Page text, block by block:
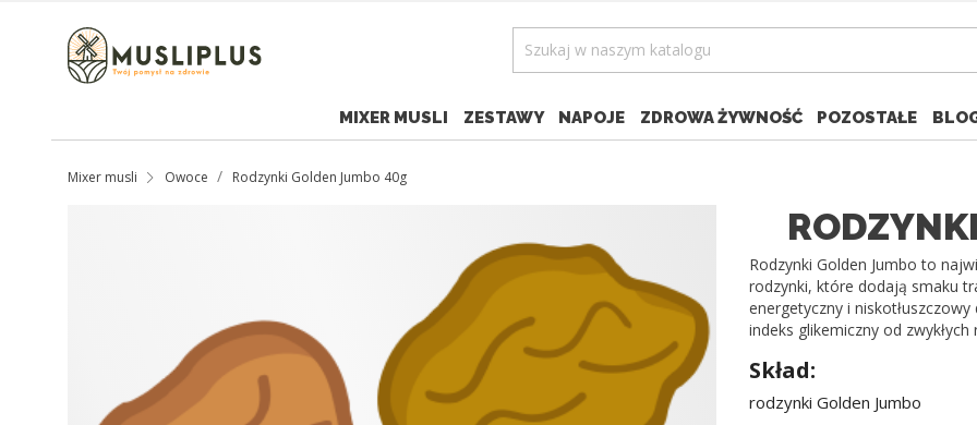
MIXER MUSLI ZESTAWY NAPOJE ZDROWA ŻYWNOŚĆ POZOSTAŁE
Mixer musli Owoce Rodzynki Golden Jumbo 40g
Rodzynki Golden Jumbo to
rodzynki, które dodają smaku
energetyczny i
indeks glikemiczny od
Skład:
rodzynki Golden Jumbo